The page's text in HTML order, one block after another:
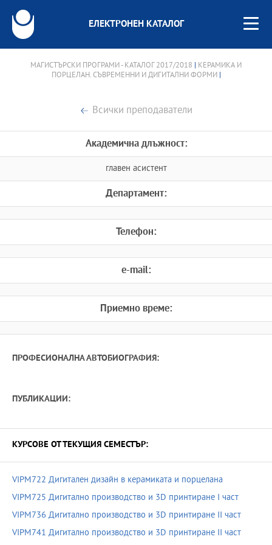
ЕЛЕКТРОНЕН КАТАЛОГ
МАГИСТЪРСКИ ПРОГРАМИ - КАТАЛОГ 2017/2018
КЕРАМИКА И
ПОРЦЕЛАН. СЪВРЕМЕННИ И ДИГИТАЛНИ ФОРМИ|
Всички преподаватели
Академична длъжност:
главен асистент
Департамент:
Телефон:
e-mail:
Приемно време:
ПРОФЕСИОНАЛНА АВТОБИОГРАФИЯ:
ПУБЛИКАЦИИ:
КУРСОВЕ ОТ ТЕКУЩИЯ СЕМЕСТЪР:
VIPM722 Дигитален дизайн в керамиката и порцелана
VIPM725 Дигитално производство и 3D принтиране І част
VIPM736 Дигитално производство и 3D принтиране ІІ част
VIPM741 Дигитално производство и 3D принтиране ІІ част